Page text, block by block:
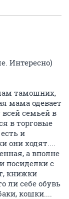
Интересно)
тамошних,
мама одевает
семьей в
в торговые
и
они ходят....
а вполне
посиделки с
книжки
ли себе обувь
кошки....